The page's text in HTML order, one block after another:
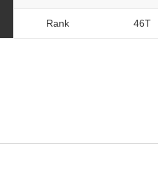
Rank 46T